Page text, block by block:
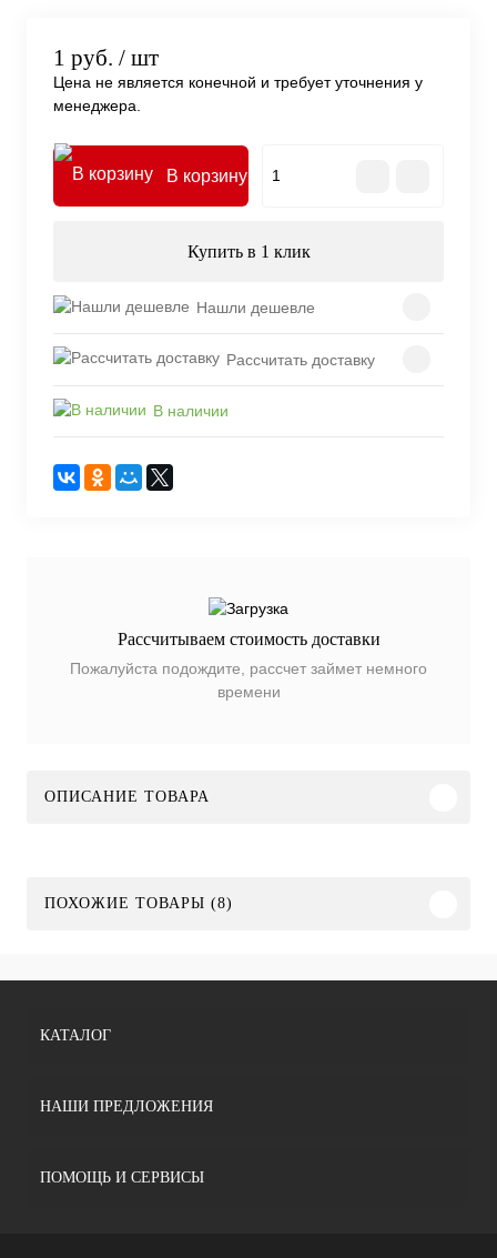
1 руб. / шт
Цена не является конечной и требует уточнения у
менеджера.
В корзину
Купить в 1 клик
Нашли дешевле
Рассчитать доставку
В наличии
Рассчитываем стоимость доставки
Пожалуйста подождите, рассчет займет немного
времени
ОПИСАНИЕ ТОВАРА
ПОХОЖИЕ ТОВАРЫ (8)
КАТАЛОГ
НАШИ ПРЕДЛОЖЕНИЯ
ПОМОЩЬ И СЕРВИСЫ